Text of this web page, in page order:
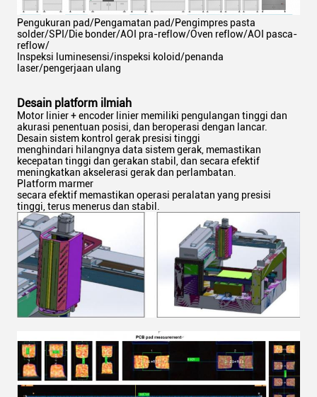
Pengukuran pad/Pengamatan pad/Pengimpres pasta
solder/SPI/Die bonder/AOI pra-reflow/Oven reflow/AOI pasca-
reflow/
Inspeksi luminesensi/inspeksi koloid/penanda
laser/pengerjaan ulang
Desain platform ilmiah
Motor linier + encoder linier memiliki pengulangan tinggi dan
akurasi penentuan posisi, dan beroperasi dengan lancar.
Desain sistem kontrol gerak presisi tinggi
menghindari hilangnya data sistem gerak, memastikan
kecepatan tinggi dan gerakan stabil, dan secara efektif
meningkatkan akselerasi gerak dan perlambatan.
Platform marmer
secara efektif memastikan operasi peralatan yang presisi
tinggi, terus menerus dan stabil.